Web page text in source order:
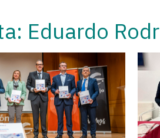
Eduardo